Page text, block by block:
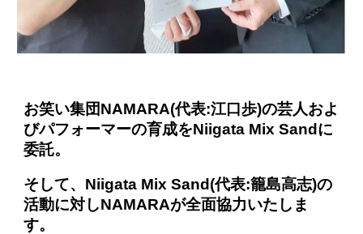
お笑い集団NAMARA(代表:江口歩)の芸人およ
びパフォーマーの育成をNiigata Mix Sandに
委託。
そして、Niigata Mix Sand(代表:籠島高志)の
活動に対しNAMARAが全面協力いたしま
す。